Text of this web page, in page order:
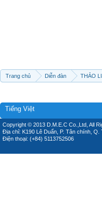
Trang chủ Diễn đàn THẢO
Tiếng Việt
Copyright © 2013 D.M.E.C Co.,Ltd, All
Địa chỉ: K190 Lê Duẩn, P. Tân chính, Q.
Điện thoại: (+84) 5113752506